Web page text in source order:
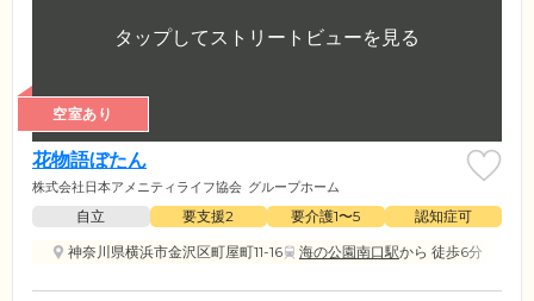
空室あり
花物語ぼたん
株式会社日本アメニティライフ協会 グループホーム
自立 要支援2 要介護1〜5
認知症可
神奈川県横浜市金沢区町屋町11-16
海の公園南口駅から 徒歩6分